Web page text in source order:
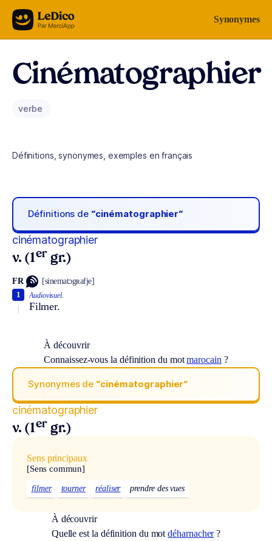
Aller au contenu Synonymes
Cinématographier
verbe
Définitions, synonymes, exemples en français
Définitions de “cinématographier“
cinématographier
v. (1er gr.)
FR [sinematɔgʀafje]
Audiovisuel.
Filmer.
1
À découvrir
Connaissez-vous la définition du motmarocain ?
Synonymes de “cinématographier“
cinématographier
v. (1er gr.)
Sens principaux
[Sens commun]
filmer tourner réaliser prendre des vues
À découvrir
Quelle est la définition du motdéharnacher?